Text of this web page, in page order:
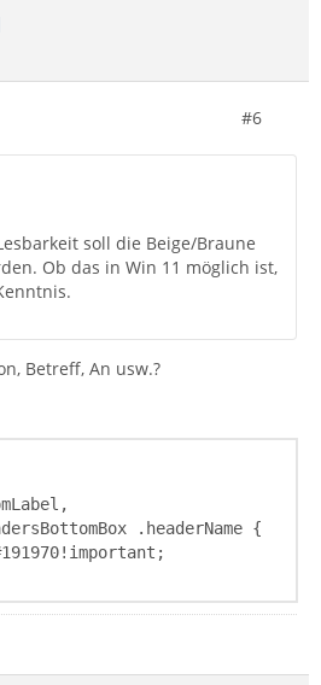
#6
soll die Beige/Braune
Ob das in Win 11 möglich ist,
Betreff, An usw.?